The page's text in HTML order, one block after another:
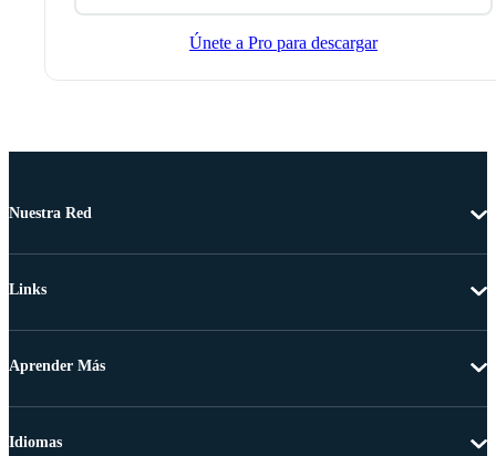
Únete a Pro para descargar
Nuestra Red
Links
Aprender Más
Idiomas